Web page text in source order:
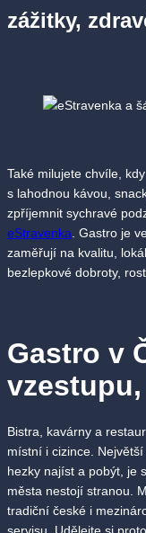
zážitky,
Také milujete chvíle,
s lahodnou kávou,
zpříjemnit sychravé
eStravenka . Gastro je
zaměřují na kvalitu,
bezlepkové dobroty,
Gastro v
Bistra, kavárny a
místní i cizince.
hezky najíst a pobýt, je
města nestojí stranou.
tradiční české i